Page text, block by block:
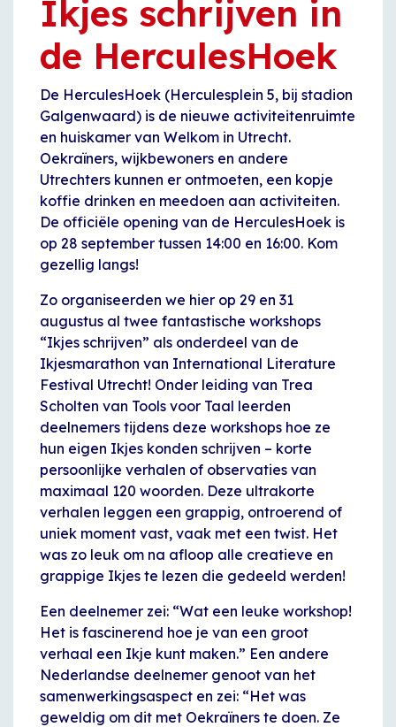
Ikjes schrijven in
de HerculesHoek
De HerculesHoek (Herculesplein 5, bij stadion
Galgenwaard) is de nieuwe activiteitenruimte
en huiskamer van Welkom in Utrecht.
Oekraïners, wijkbewoners en andere
Utrechters kunnen er ontmoeten, een kopje
koffie drinken en meedoen aan activiteiten.
De officiële opening van de HerculesHoek is
op 28 september tussen 14:00 en 16:00. Kom
gezellig langs!
Zo organiseerden we hier op 29 en 31
augustus al twee fantastische workshops
“Ikjes schrijven” als onderdeel van de
Ikjesmarathon van International Literature
Festival Utrecht! Onder leiding van Trea
Scholten van Tools voor Taal leerden
deelnemers tijdens deze workshops hoe ze
hun eigen Ikjes konden schrijven – korte
persoonlijke verhalen of observaties van
maximaal 120 woorden. Deze ultrakorte
verhalen leggen een grappig, ontroerend of
uniek moment vast, vaak met een twist. Het
was zo leuk om na afloop alle creatieve en
grappige Ikjes te lezen die gedeeld werden!
Een deelnemer zei: “Wat een leuke workshop!
Het is fascinerend hoe je van een groot
verhaal een Ikje kunt maken.” Een andere
Nederlandse deelnemer genoot van het
samenwerkingsaspect en zei: “Het was
geweldig om dit met Oekraïners te doen. Ze